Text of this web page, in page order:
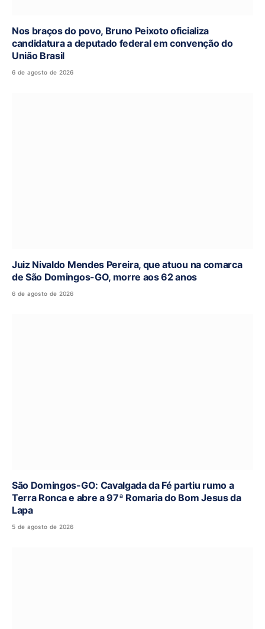
Nos braços do povo, Bruno Peixoto oficializa
candidatura a deputado federal em convenção do
União Brasil
6 de agosto de 2026
Juiz Nivaldo Mendes Pereira, que atuou na comarca
de São Domingos-GO, morre aos 62 anos
6 de agosto de 2026
São Domingos-GO: Cavalgada da Fé partiu rumo a
Terra Ronca e abre a 97ª Romaria do Bom Jesus da
Lapa
5 de agosto de 2026